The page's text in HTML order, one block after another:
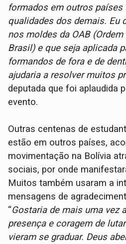
formados em outros
qualidades dos demais. Eu
nos moldes da OAB
Brasil) e que seja aplicada
formandos de fora e de
ajudaria a resolver muitos
deputada que foi aplaudida
evento.
Outras centenas de
estão em outros países,
movimentação na Bolívia
sociais, por onde
Muitos também usaram a
mensagens de
“Gostaria de mais uma vez
presença e coragem de
vieram se graduar. Deus